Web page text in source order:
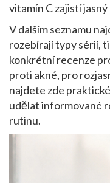
vitamín C zajistí
V dalším seznamu
rozebírají typy sérií,
konkrétní recenze
proti akné, pro
najdete zde
udělat informované
rutinu.